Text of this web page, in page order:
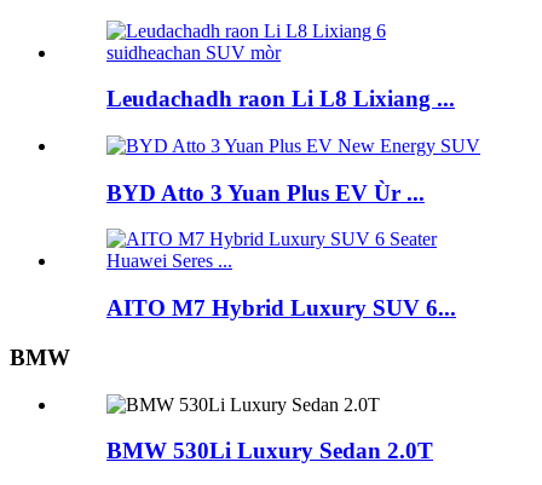
Leudachadh raon Li L8 Lixiang ...
BYD Atto 3 Yuan Plus EV Ùr ...
AITO M7 Hybrid Luxury SUV 6...
BMW
BMW 530Li Luxury Sedan 2.0T